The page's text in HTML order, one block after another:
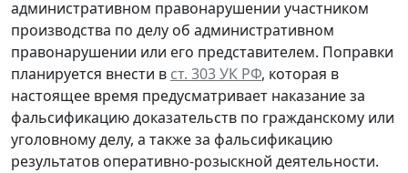
административном правонарушении участником
производства по делу об административном
правонарушении или его представителем. Поправки
планируется внести в ст. 303 УК РФ, которая в
настоящее время предусматривает наказание за
фальсификацию доказательств по гражданскому или
уголовному делу, а также за фальсификацию
результатов оперативно-розыскной деятельности.